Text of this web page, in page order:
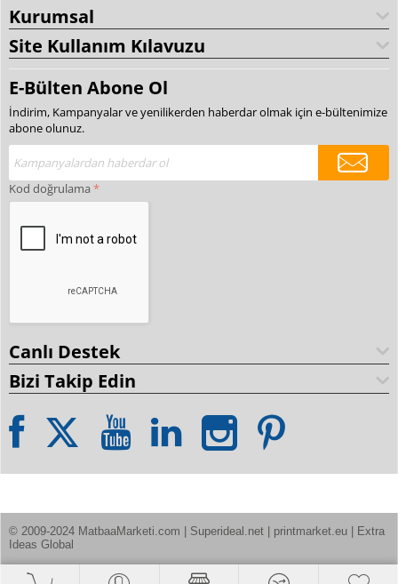
Kurumsal
Site Kullanım Kılavuzu
E-Bülten Abone Ol
İndirim, Kampanyalar ve yenilikerden haberdar olmak için e-bültenimize
abone olunuz.
Kod doğrulama
Canlı Destek
Bizi Takip Edin
© 2009-2024 MatbaaMarketi.com | Superideal.net | printmarket.eu | Extra
Ideas Global